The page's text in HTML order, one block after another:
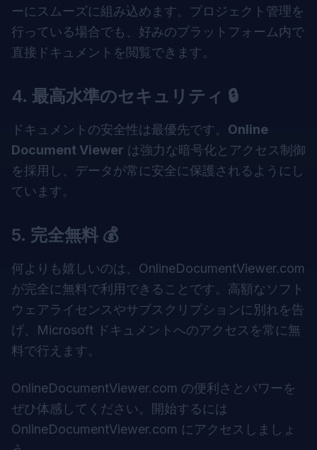
ーにスムーズに組み込めます。プロジェクト管理を
行っている場合でも、好みのプラットフォーム内で
直接ドキュメントを閲覧できます。
4. 最高水準のセキュリティ 🔒
ドキュメントの安全性は最優先です。 Online
Document Viewer は強力な暗号化とアクセス制御
を採用し、データが常に安全に保護されるようにし
ています。
5. 完全無料 💰
何よりも嬉しいのは、OnlineDocumentViewer.com
が完全に無料で利用できることです。高額なソフト
ウェアライセンスやサブスクリプションに別れを告
げ、Microsoft ドキュメントへのアクセスを常に無
料で行えます。
OnlineDocumentViewer.com の便利さとパワーを
ぜひ体感してください。開始するには
OnlineDocumentViewer.com にアクセスしましょ